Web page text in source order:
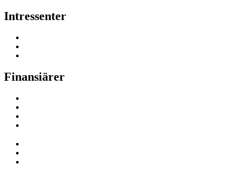
Intressenter
Finansiärer